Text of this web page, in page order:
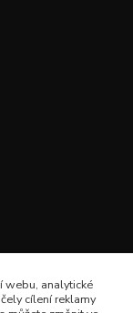
webu, analytické
cílení reklamy